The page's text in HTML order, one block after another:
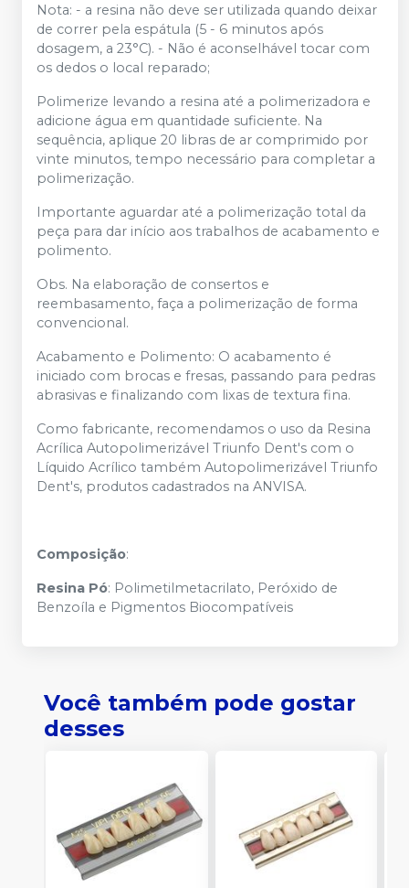
Nota: - a resina não deve ser utilizada quando deixar
de correr pela espátula (5 - 6 minutos após
dosagem, a 23°C). - Não é aconselhável tocar com
os dedos o local reparado;
Polimerize levando a resina até a polimerizadora e
adicione água em quantidade suficiente. Na
sequência, aplique 20 libras de ar comprimido por
vinte minutos, tempo necessário para completar a
polimerização.
Importante aguardar até a polimerização total da
peça para dar início aos trabalhos de acabamento e
polimento.
Obs. Na elaboração de consertos e
reembasamento, faça a polimerização de forma
convencional.
Acabamento e Polimento: O acabamento é
iniciado com brocas e fresas, passando para pedras
abrasivas e finalizando com lixas de textura fina.
Como fabricante, recomendamos o uso da Resina
Acrílica Autopolimerizável Triunfo Dent's com o
Líquido Acrílico também Autopolimerizável Triunfo
Dent's, produtos cadastrados na ANVISA.
Composição:
Resina Pó: Polimetilmetacrilato, Peróxido de
Benzoíla e Pigmentos Biocompatíveis
Você também pode gostar
desses